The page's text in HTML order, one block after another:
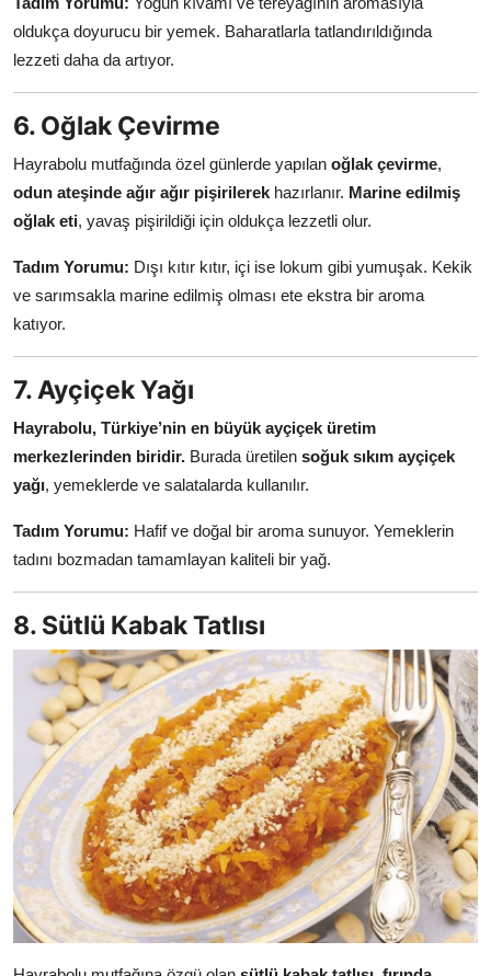
oldukça doyurucu bir yemek. Baharatlarla tatlandırıldığında
lezzeti daha da artıyor.
6. Oğlak Çevirme
Hayrabolu mutfağında özel günlerde yapılan oğlak çevirme,
odun ateşinde ağır ağır pişirilerek hazırlanır. Marine edilmiş
oğlak eti, yavaş pişirildiği için oldukça lezzetli olur.
Tadım Yorumu: Dışı kıtır kıtır, içi ise lokum gibi yumuşak. Kekik
ve sarımsakla marine edilmiş olması ete ekstra bir aroma
katıyor.
7. Ayçiçek Yağı
Hayrabolu, Türkiye’nin en büyük ayçiçek üretim
merkezlerinden biridir. Burada üretilen soğuk sıkım ayçiçek
yağı, yemeklerde ve salatalarda kullanılır.
Tadım Yorumu: Hafif ve doğal bir aroma sunuyor. Yemeklerin
tadını bozmadan tamamlayan kaliteli bir yağ.
8. Sütlü Kabak Tatlısı